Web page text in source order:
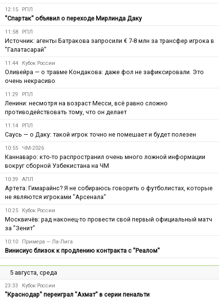
12:15 РПЛ
"Спартак" объявил о переходе Мирлинда Даку
11:58 РПЛ
Источник: агенты Батракова запросили € 7-8 млн за трансфер игрока в
"Галатасарай"
11:44 Кубок России
Оливейра — о травме Кондакова: даже фол не зафиксировали. Это
очень некрасиво
11:29 РПЛ
Ленини: несмотря на возраст Месси, всё равно сложно
противодействовать тому, что он делает
11:14 РПЛ
Саусь — о Даку: такой игрок точно не помешает и будет полезен
10:55 ЧМ-2026
Каннаваро: кто-то распространил очень много ложной информации
вокруг сборной Узбекистана на ЧМ
10:39 АПЛ
Артета: Гимарайнс? Я не собираюсь говорить о футболистах, которые
не являются игроками "Арсенала"
10:25 Кубок России
Москвичёв: рад наконец-то провести свой первый официальный матч
за "Зенит"
10:10 Примера — Ла-Лига
Винисиус близок к продлению контракта с "Реалом"
5 августа, среда
23:33 Кубок России
"Краснодар" переиграл "Ахмат" в серии пенальти